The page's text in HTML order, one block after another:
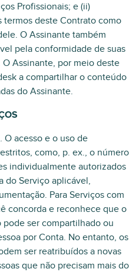
Profissionais; e (ii)
termos deste Contrato como
O Assinante também
pela conformidade de suas
Assinante, por meio deste
a compartilhar o conteúdo
do Assinante.
acesso e o uso de
como, p. ex., o número
individualmente autorizados
do Serviço aplicável,
Para Serviços com
concorda e reconhece que o
ser compartilhado ou
por Conta. No entanto, os
ser reatribuídos a novas
que não precisam mais do